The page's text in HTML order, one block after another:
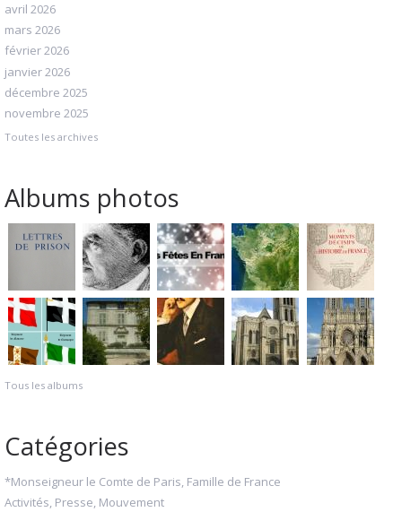
avril 2026
mars 2026
février 2026
janvier 2026
décembre 2025
novembre 2025
Toutes les archives
Albums photos
Tous les albums
Catégories
*Monseigneur le Comte de Paris, Famille de France
Activités, Presse, Mouvement